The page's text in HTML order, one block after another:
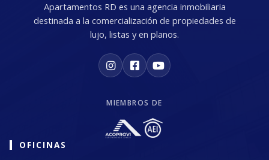
Apartamentos RD es una agencia inmobiliaria
destinada a la comercialización de propiedades de
lujo, listas y en planos.
MIEMBROS DE
OFICINAS